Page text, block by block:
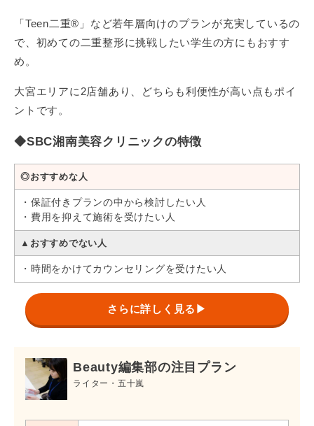
Teen二重®（2点留め）
週末二重®（2点留め）
Neo（シングル）
98,000円 1・10年間
プラン 料金 保証*
全切開二重術 250,000円 1・3年間
目頭切開プレミアム 188,920円
目尻切開法
*再施術の内容により保証期間が異なります
「Teen二重®」など若年層向けのプランが充実しているの
で、初めての二重整形に挑戦したい学生の方にもおすす
め。
大宮エリアに2店舗あり、どちらも利便性が高い点もポイ
ントです。
◆SBC湘南美容クリニックの特徴
◎おすすめな人
・保証付きプランの中から検討したい人
・費用を抑えて施術を受けたい人
▲おすすめでない人
・時間をかけてカウンセリングを受けたい人
さらに詳しく見る▶
Beauty編集部の注目プラン
ライター・五十嵐